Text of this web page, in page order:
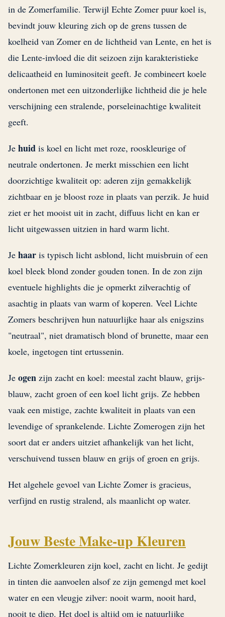
in de Zomerfamilie. Terwijl Echte Zomer puur koel is,
bevindt jouw kleuring zich op de grens tussen de
koelheid van Zomer en de lichtheid van Lente, en het is
die Lente-invloed die dit seizoen zijn karakteristieke
delicaatheid en luminositeit geeft. Je combineert koele
ondertonen met een uitzonderlijke lichtheid die je hele
verschijning een stralende, porseleinachtige kwaliteit
geeft.
Je huid is koel en licht met roze, rooskleurige of
neutrale ondertonen. Je merkt misschien een licht
doorzichtige kwaliteit op: aderen zijn gemakkelijk
zichtbaar en je bloost roze in plaats van perzik. Je huid
ziet er het mooist uit in zacht, diffuus licht en kan er
licht uitgewassen uitzien in hard warm licht.
Je haar is typisch licht asblond, licht muisbruin of een
koel bleek blond zonder gouden tonen. In de zon zijn
eventuele highlights die je opmerkt zilverachtig of
asachtig in plaats van warm of koperen. Veel Lichte
Zomers beschrijven hun natuurlijke haar als enigszins
"neutraal", niet dramatisch blond of brunette, maar een
koele, ingetogen tint ertussenin.
Je ogen zijn zacht en koel: meestal zacht blauw, grijs-
blauw, zacht groen of een koel licht grijs. Ze hebben
vaak een mistige, zachte kwaliteit in plaats van een
levendige of sprankelende. Lichte Zomerogen zijn het
soort dat er anders uitziet afhankelijk van het licht,
verschuivend tussen blauw en grijs of groen en grijs.
Het algehele gevoel van Lichte Zomer is gracieus,
verfijnd en rustig stralend, als maanlicht op water.
Jouw Beste Make-up Kleuren
Lichte Zomerkleuren zijn koel, zacht en licht. Je gedijt
in tinten die aanvoelen alsof ze zijn gemengd met koel
water en een vleugje zilver: nooit warm, nooit hard,
nooit te diep. Het doel is altijd om je natuurlijke